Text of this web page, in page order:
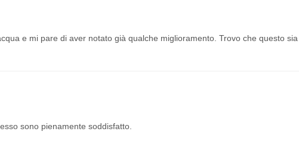
e mi pare di aver notato già qualche miglioramento. Trovo che questo sia
sono pienamente soddisfatto.